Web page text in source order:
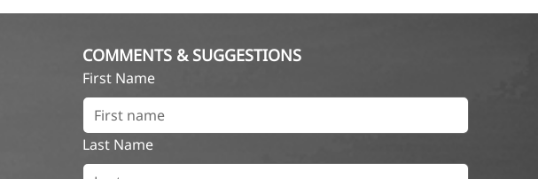
COMMENTS & SUGGESTIONS
First Name
Last Name